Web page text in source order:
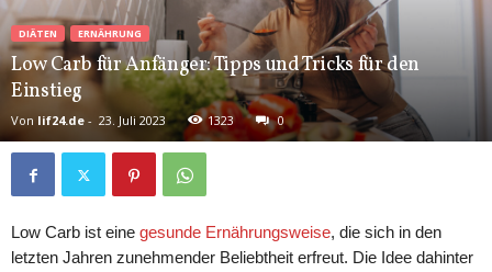
DIÄTEN ERNÄHRUNG
Low Carb für Anfänger: Tipps und Tricks für den
Einstieg
Von lif24.de - 23. Juli 2023 1323 0
Low Carb ist eine gesunde Ernährungsweise, die sich in den
letzten Jahren zunehmender Beliebtheit erfreut. Die Idee dahinter